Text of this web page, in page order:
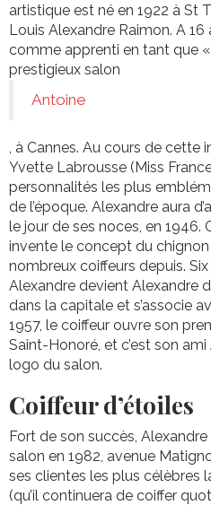
artistique est né en 1922 à St
Louis Alexandre Raimon. A
comme apprenti en tant que
prestigieux salon
Antoine
, à Cannes. Au cours de cette
Yvette Labrousse (Miss
personnalités les plus
de l’époque. Alexandre aura
le jour de ses noces, en 1946.
invente le concept du
nombreux coiffeurs depuis.
Alexandre devient Alexandre
dans la capitale et s’associe
1957, le coiffeur ouvre son
Saint-Honoré, et c’est son
logo du salon.
Coiffeur d’étoiles
Fort de son succès,
salon en 1982, avenue
ses clientes les plus célèbres
(qu’il continuera de coiffer